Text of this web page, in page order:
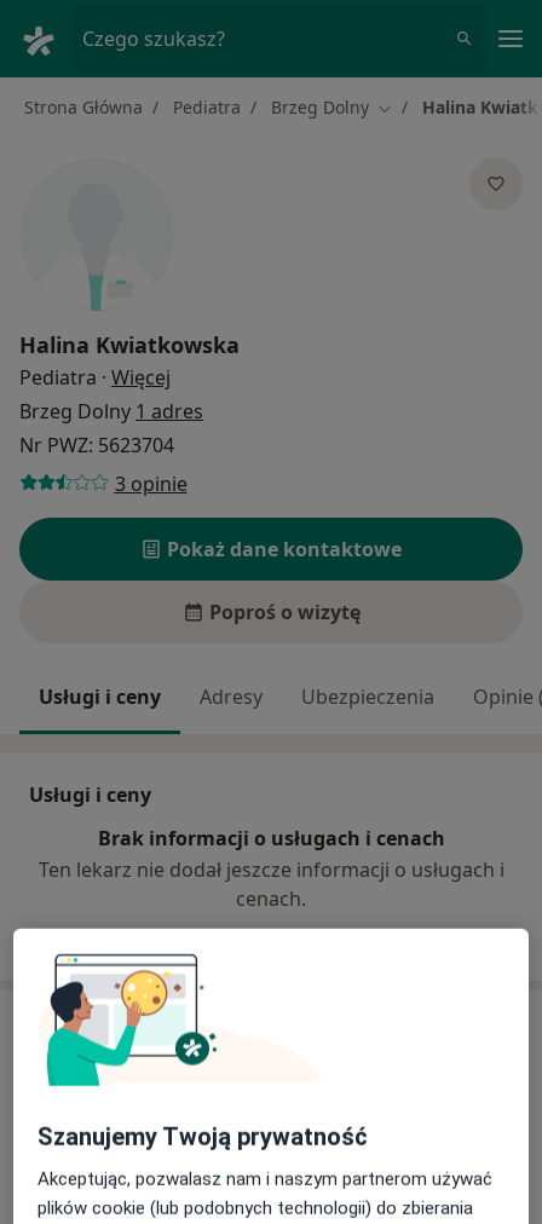
Czego szukasz?
Strona Główna Pediatra Brzeg Dolny Zmień miasto
Halina
Halina Kwiatkowska
Pediatra · Więcej
Brzeg Dolny 1 adres
Nr PWZ: 5623704
3 opinie
Pokaż dane kontaktowe
Poproś o wizytę
Usługi i ceny Adresy Ubezpieczenia Opinie
Usługi i ceny
Brak informacji o usługach i cenach
Ten lekarz nie dodał jeszcze informacji o usługach i
cenach.
Adres
Gabinet Lekarski
Powiększ mapęotwiera się w nowej karcie
Szanujemy Twoją prywatność
Akceptując, pozwalasz nam i naszym partnerom używać
plików cookie (lub podobnych technologii) do zbierania